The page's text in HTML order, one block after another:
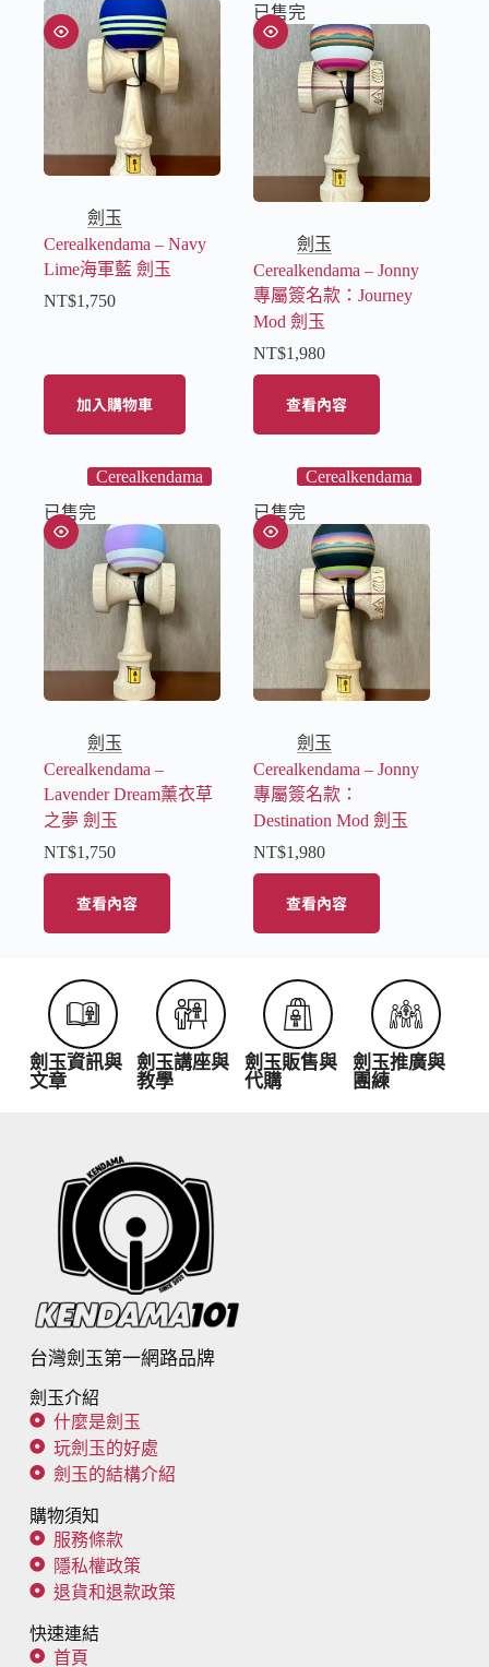
劍玉
Cerealkendama – Navy
Lime海軍藍 劍玉
NT$1,750
加入購物車
已售完
劍玉
Cerealkendama – Jonny
專屬簽名款：Journey
Mod 劍玉
NT$1,980
查看內容
Cerealkendama
已售完
劍玉
Cerealkendama –
Lavender Dream薰衣草
之夢 劍玉
NT$1,750
查看內容
Cerealkendama
已售完
劍玉
Cerealkendama – Jonny
專屬簽名款：
Destination Mod 劍玉
NT$1,980
查看內容
劍玉資訊與
文章
劍玉講座與
教學
劍玉販售與
代購
劍玉推廣與
團練
台灣劍玉第一網路品牌
劍玉介紹
什麼是劍玉
玩劍玉的好處
劍玉的結構介紹
購物須知
服務條款
隱私權政策
退貨和退款政策
快速連結
首頁